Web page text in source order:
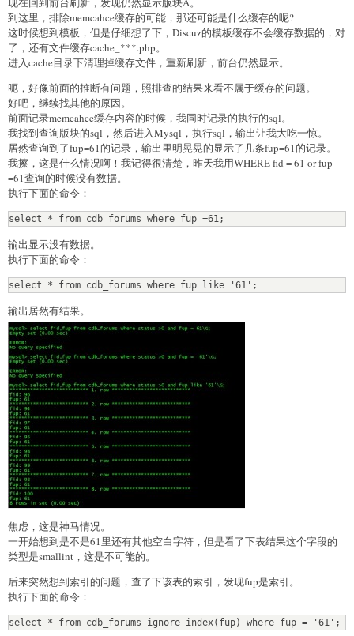
到这里，排除memcahce缓存的可能，那还可能是什么缓存的呢?
这时候想到模板，但是仔细想了下，Discuz的模板缓存不会缓存数据的，对
了，还有文件缓存cache_***.php。
进入cache目录下清理掉缓存文件，重新刷新，前台仍然显示。
呃，好像前面的推断有问题，照排查的结果来看不属于缓存的问题。
好吧，继续找其他的原因。
前面记录memcahce缓存内容的时候，我同时记录的执行的sql。
我找到查询版块的sql，然后进入Mysql，执行sql，输出让我大吃一惊。
居然查询到了fup=61的记录，输出里明晃晃的显示了几条fup=61的记录。
我擦，这是什么情况啊！我记得很清楚，昨天我用WHERE fid = 61 or fup
=61查询的时候没有数据。
执行下面的命令：
select * from cdb_forums where fup =61;
输出显示没有数据。
执行下面的命令：
select * from cdb_forums where fup like '61';
输出居然有结果。
焦虑，这是神马情况。
一开始想到是不是61里还有其他空白字符，但是看了下表结果这个字段的
类型是smallint，这是不可能的。
后来突然想到索引的问题，查了下该表的索引，发现fup是索引。
执行下面的命令：
select * from cdb_forums ignore index(fup) where fup = '61';